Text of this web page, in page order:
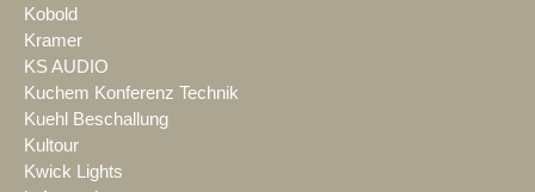
Kobold
Kramer
KS AUDIO
Kuchem Konferenz Technik
Kuehl Beschallung
Kultour
Kwick Lights